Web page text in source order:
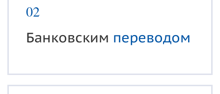
02
Банковским переводом